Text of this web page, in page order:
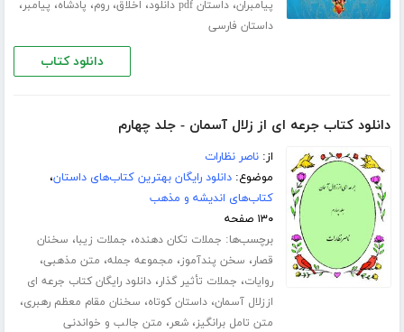
پیامبران،داستان pdf دانلود ، اخلاق،روم، پادشاه، پیامبر،
داستان فارسی
دانلود کتاب
دانلود کتاب جرعه ای از زلال آسمان - جلد چهارم
از:ناصر نظارات
موضوع:دانلود رایگان بهترین کتاب‌های داستان،
کتاب‌های اندیشه و مذهب
۱۳۰ صفحه
برچسب‌ها: جملات تکان دهنده، جملات زیبا، سخنان
قصار، سخن پندآموز، مجموعه جمله، متن مذهبی،
روایات، جملات تأثیر گذار،دانلود رایگان کتاب جرعه ای
اززلال آسمان،داستان کوتاه، سخنان مقام معظم رهبری،
متن تامل برانگیز،شعر، متن جالب و خواندنی